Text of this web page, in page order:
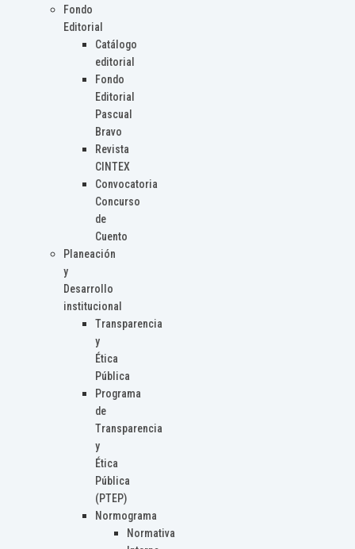
Fondo
Editorial
Catálogo
editorial
Fondo
Editorial
Pascual
Bravo
Revista
CINTEX
Convocatoria
Concurso
de
Cuento
Planeación
y
Desarrollo
institucional
Transparencia
y
Ética
Pública
Programa
de
Transparencia
y
Ética
Pública
(PTEP)
Normograma
Normativa